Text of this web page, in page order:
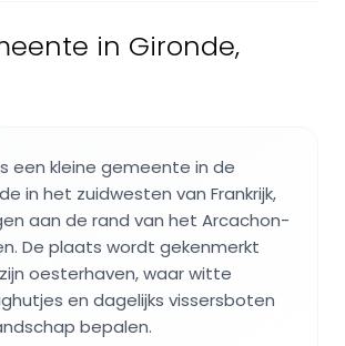
in Gironde,
een kleine gemeente in de
in het zuidwesten van Frankrijk,
aan de rand van het Arcachon-
De plaats wordt gekenmerkt
oesterhaven, waar witte
en dagelijks vissersboten
bepalen.